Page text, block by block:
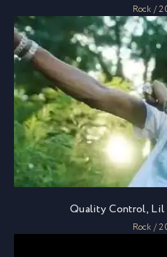
Rock /
Quality Control, Lil
Rock /